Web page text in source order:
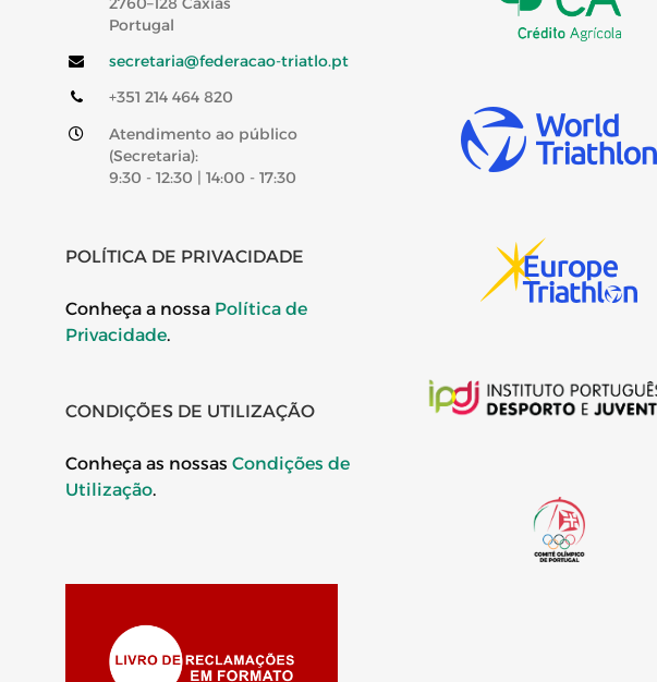
Portugal
secretaria@federacao-triatlo.pt
+351 214 464 820
Atendimento ao público
(Secretaria):
9:30 - 12:30 | 14:00 - 17:30
POLÍTICA DE PRIVACIDADE
Conheça a nossa Política de
Privacidade.
CONDIÇÕES DE UTILIZAÇÃO
Conheça as nossas Condições de
Utilização.